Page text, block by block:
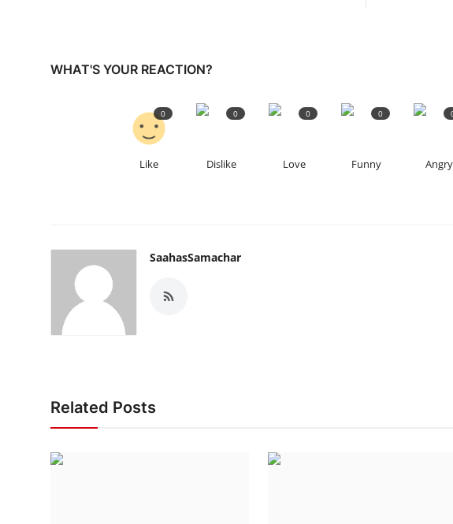
WHAT'S YOUR REACTION?
Like
0
Dislike
0
Love
0
Funny
0
Angry
SaahasSamachar
Related Posts